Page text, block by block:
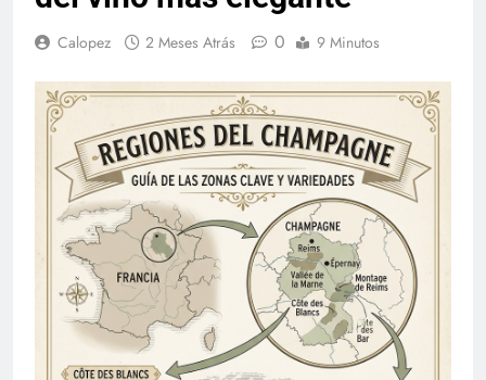
Calopez 2 Meses Atrás 0 9 Minutos